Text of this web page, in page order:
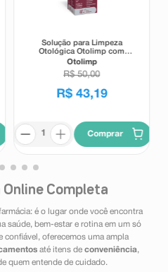
Solução para Limpeza
Otológica Otolimp com
Gotejador 2ml
Otolimp
R$ 50,00
R$ 43,19
Comprar
Online Completa
é o lugar onde você encontra
saúde, bem-estar e rotina em um só
confiável, oferecemos uma ampla
até itens de conveniência,
quem entende de cuidado.